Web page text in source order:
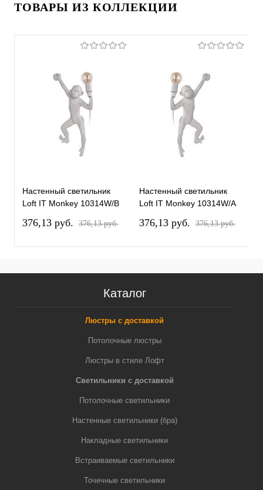
ТОВАРЫ ИЗ КОЛЛЕКЦИИ
Настенный светильник
Loft IT Monkey 10314W/B
376,13 pуб. 376,13 pуб.
Настенный светильник
Loft IT Monkey 10314W/A
376,13 pуб. 376,13 pуб.
Каталог
Люстры с доставкой
Потолочные люстры
Люстры в стиле Лофт
Светильники с доставкой
Потолочные светильники
Настенные светильники (бра)
Накладные светильники
Встраиваемые светильники
Точечные светильники